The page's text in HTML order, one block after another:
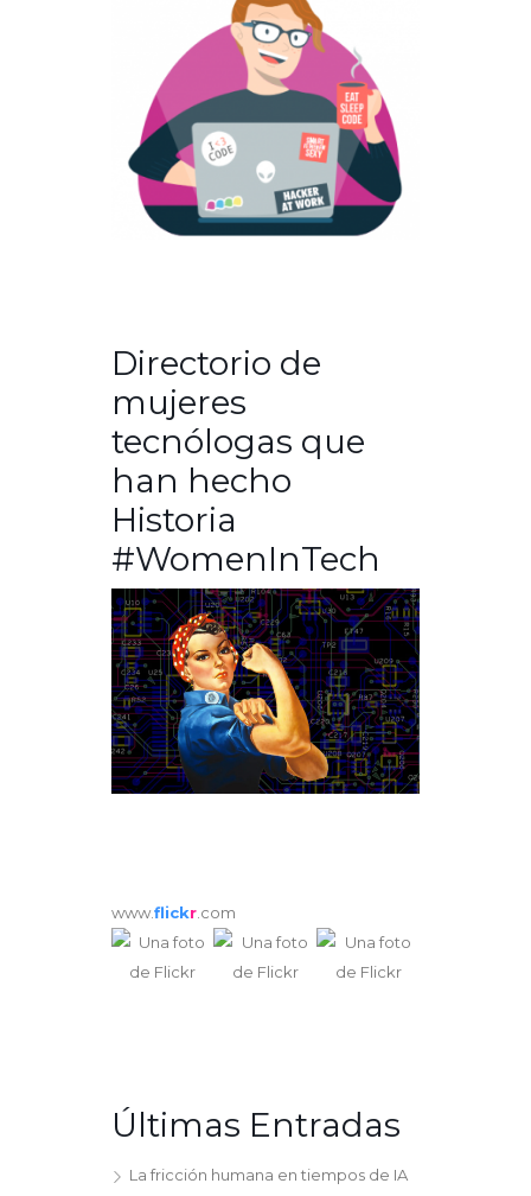
Directorio de
mujeres
tecnólogas que
han hecho
Historia
#WomenInTech
www.flickr.com
Últimas Entradas
La fricción humana en tiempos de IA